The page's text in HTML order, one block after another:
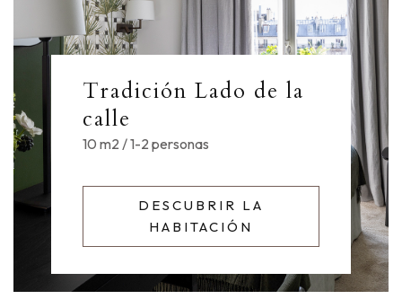
Tradición Lado de la
calle
10 m2 / 1-2 personas
DESCUBRIR LA
HABITACIÓN